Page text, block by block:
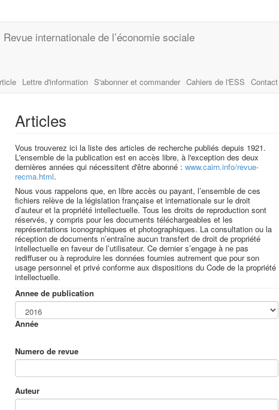
Revue internationale de l’économie sociale
Lettre d'information S'abonner et commander Cahiers de l'ESS Contact
Articles
Vous trouverez ici la liste des articles de recherche publiés depuis 1921.
L'ensemble de la publication est en accès libre, à l'exception des deux
dernières années qui nécessitent d'être abonné : www.cairn.info/revue-
recma.html.
Nous vous rappelons que, en libre accès ou payant, l’ensemble de ces
fichiers relève de la législation française et internationale sur le droit
d’auteur et la propriété intellectuelle. Tous les droits de reproduction sont
réservés, y compris pour les documents téléchargeables et les
représentations iconographiques et photographiques. La consultation ou la
réception de documents n’entraîne aucun transfert de droit de propriété
intellectuelle en faveur de l’utilisateur. Ce dernier s’engage à ne pas
rediffuser ou à reproduire les données fournies autrement que pour son
usage personnel et privé conforme aux dispositions du Code de la propriété
intellectuelle.
Annee de publication
Année
Numero de revue
Auteur